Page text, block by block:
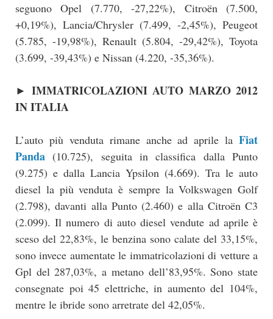
seguono Opel (7.770, -27,22%), Citroën (7.500,
+0,19%), Lancia/Chrysler (7.499, -2,45%), Peugeot
(5.785, -19,98%), Renault (5.804, -29,42%), Toyota
(3.699, -39,43%) e Nissan (4.220, -35,36%).
► IMMATRICOLAZIONI AUTO MARZO 2012
IN ITALIA
L’auto più venduta rimane anche ad aprile la Fiat
Panda (10.725), seguita in classifica dalla Punto
(9.275) e dalla Lancia Ypsilon (4.669). Tra le auto
diesel la più venduta è sempre la Volkswagen Golf
(2.798), davanti alla Punto (2.460) e alla Citroën C3
(2.099). Il numero di auto diesel vendute ad aprile è
sceso del 22,83%, le benzina sono calate del 33,15%,
sono invece aumentate le immatricolazioni di vetture a
Gpl del 287,03%, a metano dell’83,95%. Sono state
consegnate poi 45 elettriche, in aumento del 104%,
mentre le ibride sono arretrate del 42,05%.